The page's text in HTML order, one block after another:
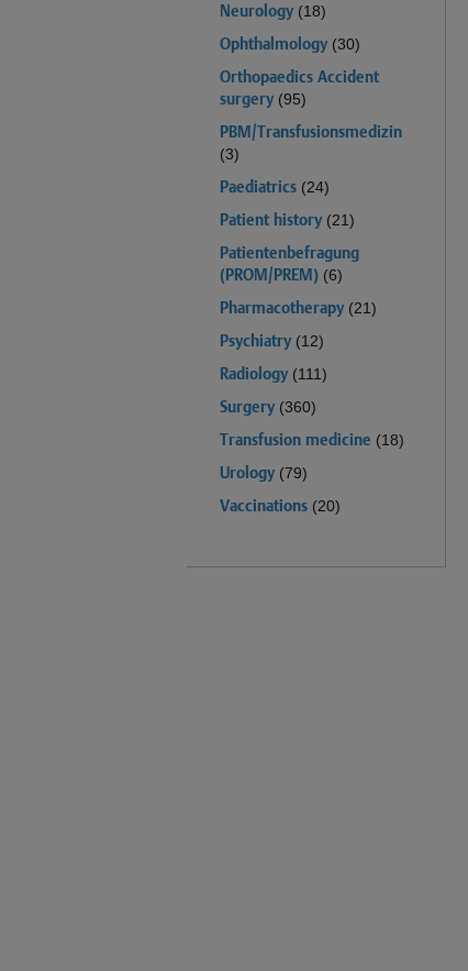
Neurology (18)
Ophthalmology (30)
Orthopaedics Accident
surgery (95)
PBM/Transfusionsmedizin
(3)
Paediatrics (24)
Patient history (21)
Patientenbefragung
(PROM/PREM) (6)
Pharmacotherapy (21)
Psychiatry (12)
Radiology (111)
Surgery (360)
Transfusion medicine (18)
Urology (79)
Vaccinations (20)